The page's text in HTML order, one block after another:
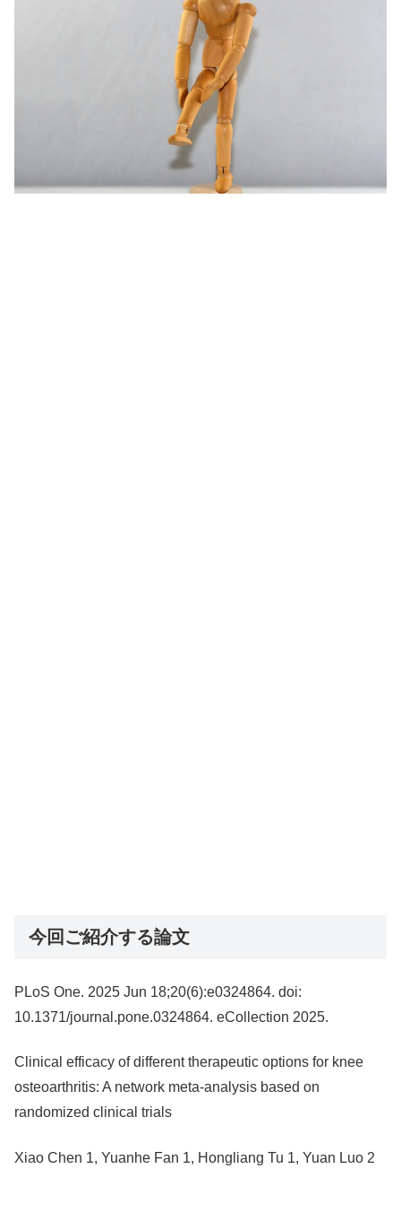
今回ご紹介する論文
PLoS One. 2025 Jun 18;20(6):e0324864. doi:
10.1371/journal.pone.0324864. eCollection 2025.
Clinical efficacy of different therapeutic options for knee
osteoarthritis: A network meta-analysis based on
randomized clinical trials
Xiao Chen 1, Yuanhe Fan 1, Hongliang Tu 1, Yuan Luo 2